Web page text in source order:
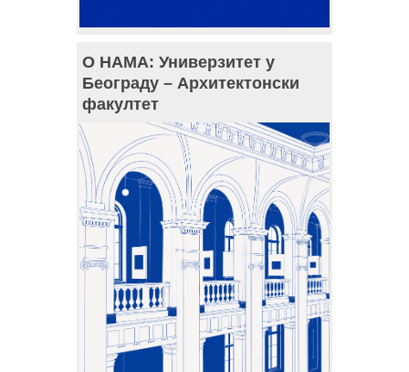
О НАМА: Универзитет у
Београду – Архитектонски
факултет